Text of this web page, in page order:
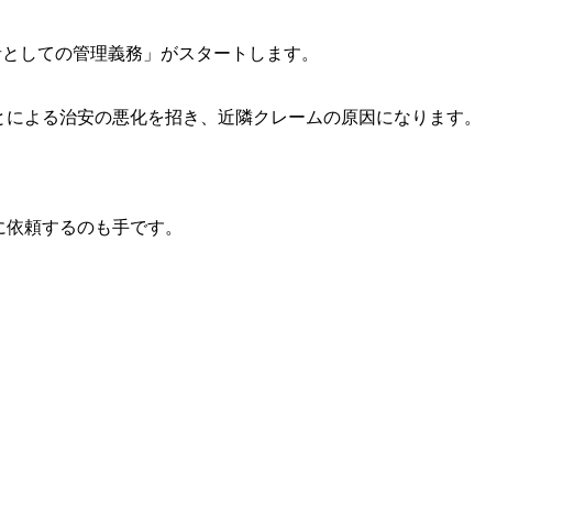
しての管理義務」がスタートします。
よる治安の悪化を招き、近隣クレームの原因になります。
頼するのも手です。